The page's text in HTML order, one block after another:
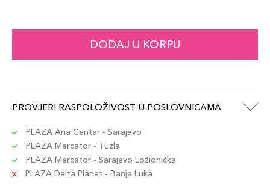
DODAJ U KORPU
PROVJERI RASPOLOŽIVOST U POSLOVNICAMA
PLAZA Aria Centar - Sarajevo
PLAZA Mercator - Tuzla
PLAZA Mercator - Sarajevo Ložionička
PLAZA Delta Planet - Banja Luka